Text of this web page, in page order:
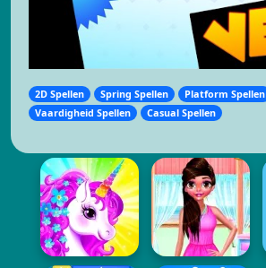
2D Spellen Spring Spellen
Platform Spellen
Vaardigheid Spellen
Casual Spellen